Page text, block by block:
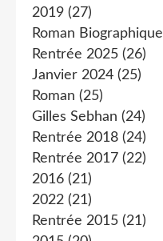
2019 (27)
Roman Biographique
Rentrée 2025 (26)
Janvier 2024 (25)
Roman (25)
Gilles Sebhan (24)
Rentrée 2018 (24)
Rentrée 2017 (22)
2016 (21)
2022 (21)
Rentrée 2015 (21)